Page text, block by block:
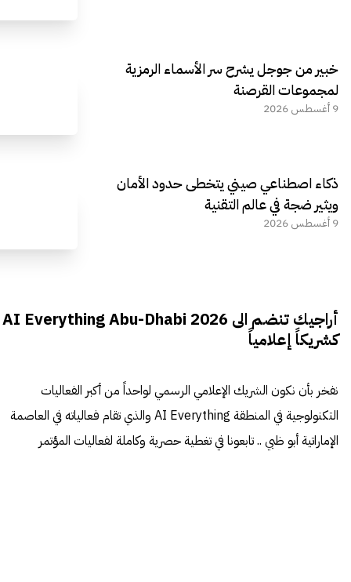
خبير من جوجل يشرح سر الأسماء الرمزية
لمجموعات القرصنة
9 أغسطس 2026
ذكاء اصطناعي صيني يتخطى حدود الأمان
ويثير ضجة في عالم التقنية
9 أغسطس 2026
أراجيك تنضم الى AI Everything Abu-Dhabi 2026
كشريكاً إعلامياً
نفخر بأن نكون الشريك الإعلامي الرسمي لواحداً من أكبر الفعاليات
التكنولوجية في المنطقة AI Everything والذي تقام فعالياته في العاصمة
الإماراتية أبو ظبي .. تابعونا في تغطية حصرية وكاملة لفعاليات المؤتمر